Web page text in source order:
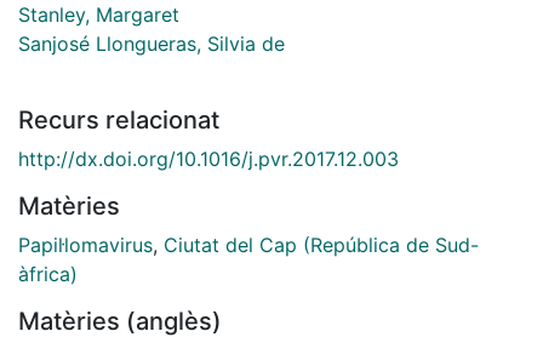
Stanley, Margaret
Sanjosé Llongueras, Silvia de
Recurs relacionat
http://dx.doi.org/10.1016/j.pvr.2017.12.003
Matèries
Papil·lomavirus, Ciutat del Cap (República de Sud-
àfrica)
Matèries (anglès)